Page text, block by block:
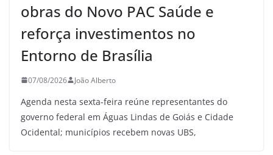
obras do Novo PAC Saúde e
reforça investimentos no
Entorno de Brasília
07/08/2026 João Alberto
Agenda nesta sexta-feira reúne representantes do
governo federal em Águas Lindas de Goiás e Cidade
Ocidental; municípios recebem novas UBS,